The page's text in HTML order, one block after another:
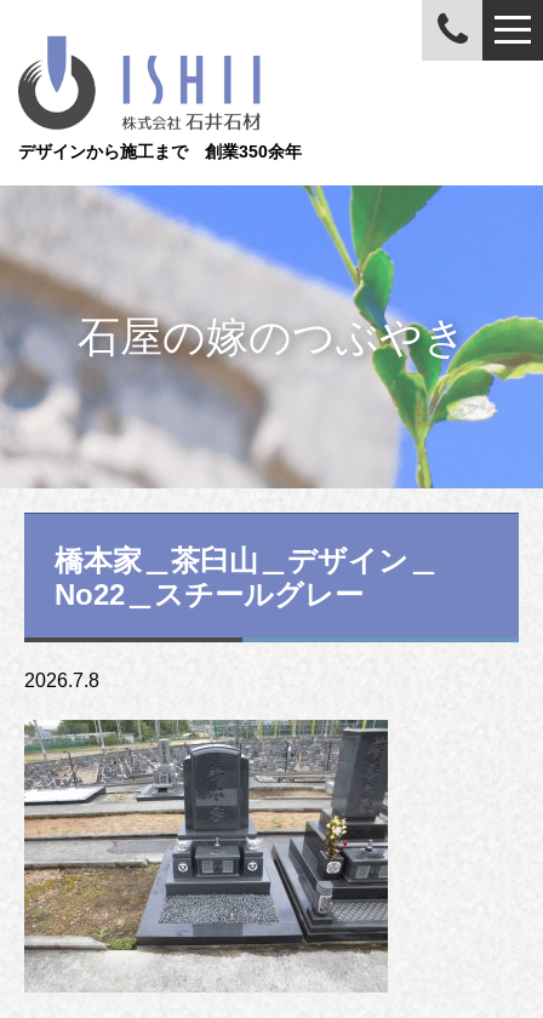
デザインから施工まで 創業350余年
石屋の嫁のつぶやき
橋本家＿茶臼山＿デザイン＿
No22＿スチールグレー
2026.7.8